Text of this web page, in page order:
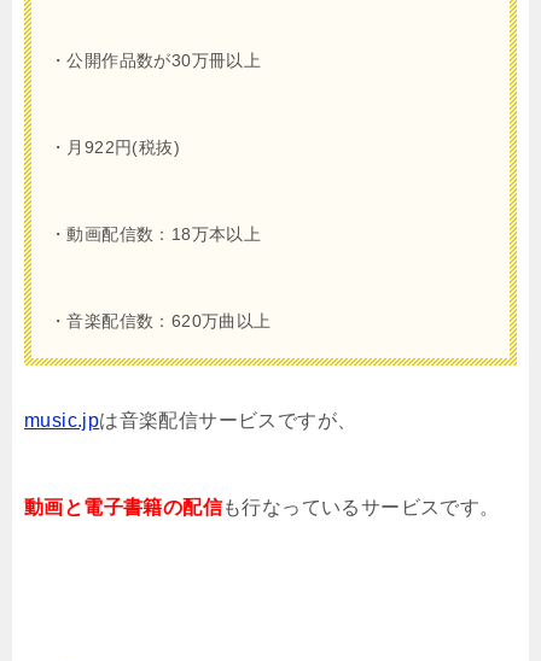
・公開作品数が30万冊以上
・月922円(税抜)
・動画配信数：18万本以上
・音楽配信数：620万曲以上
music.jpは音楽配信サービスですが、
動画と電子書籍の配信も行なっているサービスです。